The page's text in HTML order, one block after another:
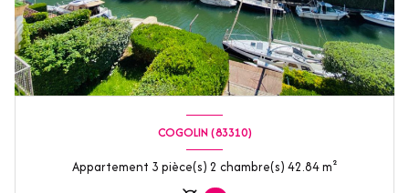
COGOLIN (83310)
Appartement 3 pièce(s) 2 chambre(s) 42.84 m²